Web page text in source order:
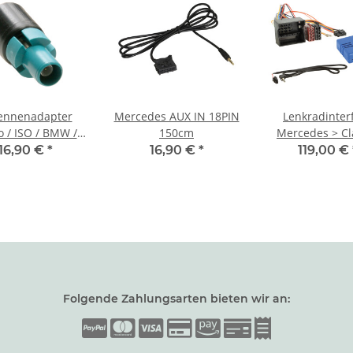
/ ISO / BMW /
(kurz)
€ *
Mercedes AUX IN 18PIN
150cm
16,90 € *
Mercedes >
119,00 €
Folgende Zahlungsarten bieten wir an: